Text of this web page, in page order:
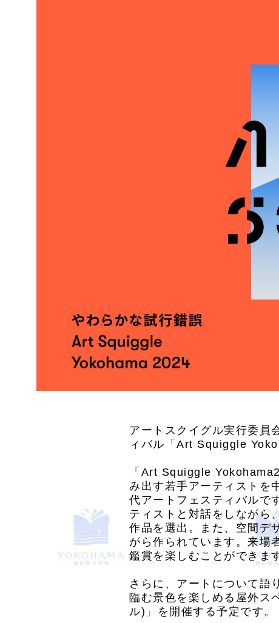
アートスクイグル実行委員
ィバル「Art Squiggle
「Art Squiggle
み出す若手アーティストを
代アートフェスティバルで
ティストと対話をしながら
作品を選出。また、空間デ
がら作られています。来場
鑑賞を楽しむことができま
さらに、アートについて語
臨む景色を楽しめる屋外ス
ル)」を開催する予定です。